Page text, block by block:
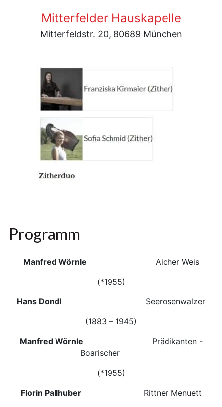
Mitterfelder Hauskapelle
Mitterfeldstr. 20, 80689 München
Programm
Manfred Wörnle
Aicher Weis
(*1955)
Hans Dondl Seerosenwalzer
(1883 – 1945)
Manfred Wörnle
Prädikanten -
Boarischer
(*1955)
Florin Pallhuber
Rittner Menuett